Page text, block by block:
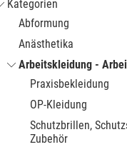
Kategorien
Abformung
Anästhetika
Arbeitskleidung -
Praxisbekleidung
OP-Kleidung
Schutzbrillen,
Zubehör